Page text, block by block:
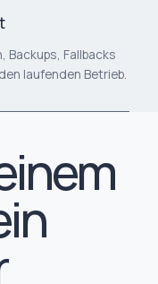
Backups, Fallbacks
laufenden Betrieb.